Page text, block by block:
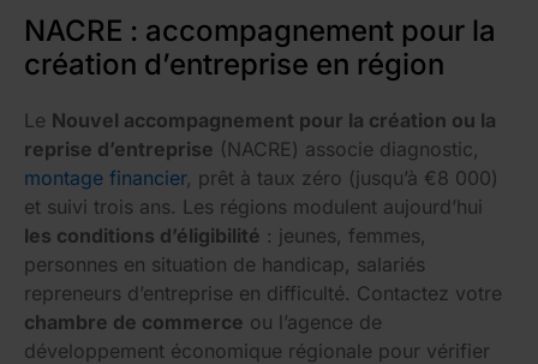
NACRE : accompagnement pour la
création d’entreprise en région
Le Nouvel accompagnement pour la création ou la
reprise d’entreprise (NACRE) associe diagnostic,
montage financier, prêt à taux zéro (jusqu’à €8 000)
et suivi trois ans. Les régions modulent aujourd’hui
les conditions d’éligibilité : jeunes, femmes,
personnes en situation de handicap, salariés
repreneurs d’entreprise en difficulté. Contactez votre
chambre de commerce ou l’agence de
développement économique régionale pour vérifier